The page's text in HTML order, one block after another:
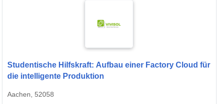
Studentische Hilfskraft: Aufbau einer Factory Cloud für
die intelligente Produktion
Aachen, 52058